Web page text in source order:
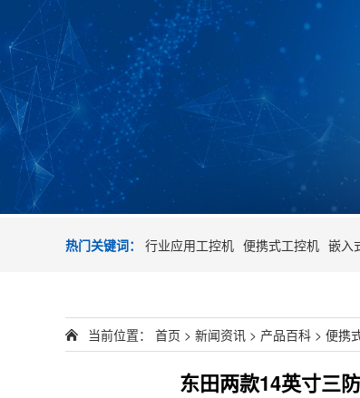
热门关键词： 行业应用工控机 便携式工控机 嵌入
当前位置： 首页 > 新闻资讯 > 产品百科 > 便携
东田两款14英寸三